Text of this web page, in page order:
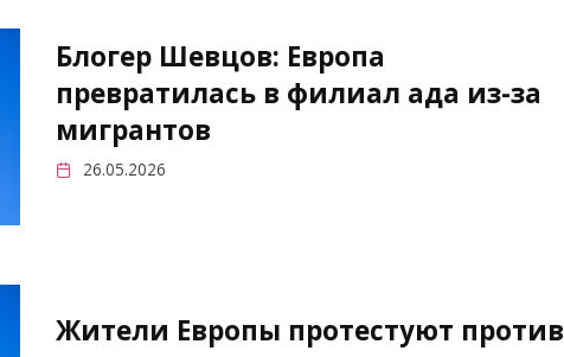
Блогер Шевцов: Европа
превратилась в филиал ада из-за
мигрантов
26.05.2026
Жители Европы протестуют против